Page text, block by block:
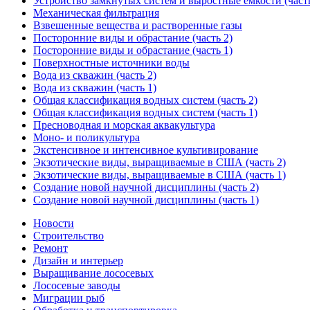
Механическая фильтрация
Взвешенные вещества и растворенные газы
Посторонние виды и обрастание (часть 2)
Посторонние виды и обрастание (часть 1)
Поверхностные источники воды
Вода из скважин (часть 2)
Вода из скважин (часть 1)
Общая классификация водных систем (часть 2)
Общая классификация водных систем (часть 1)
Пресноводная и морская аквакультура
Моно- и поликультура
Экстенсивное и интенсивное культивирование
Экзотические виды, выращиваемые в США (часть 2)
Экзотические виды, выращиваемые в США (часть 1)
Создание новой научной дисциплины (часть 2)
Создание новой научной дисциплины (часть 1)
Новости
Строительство
Ремонт
Дизайн и интерьер
Выращивание лососевых
Лососевые заводы
Миграции рыб